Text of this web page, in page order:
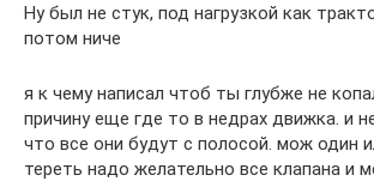
Ну был не стук, под нагрузкой как
потом ниче
я к чему написал чтоб ты глубже не
причину еще где то в недрах движка. и
что все они будут с полосой. мож один
тереть надо желательно все клапана и